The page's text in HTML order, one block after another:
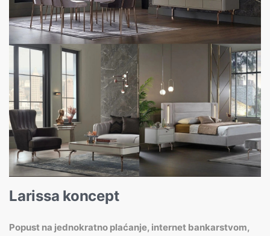
Larissa koncept
Popust na jednokratno plaćanje, internet bankarstvom,